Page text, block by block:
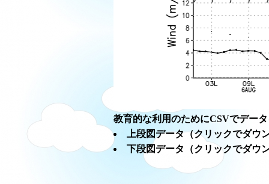
教育的な利用のためにCSVでデー
上段図データ（クリックでダウ
下段図データ（クリックでダウ